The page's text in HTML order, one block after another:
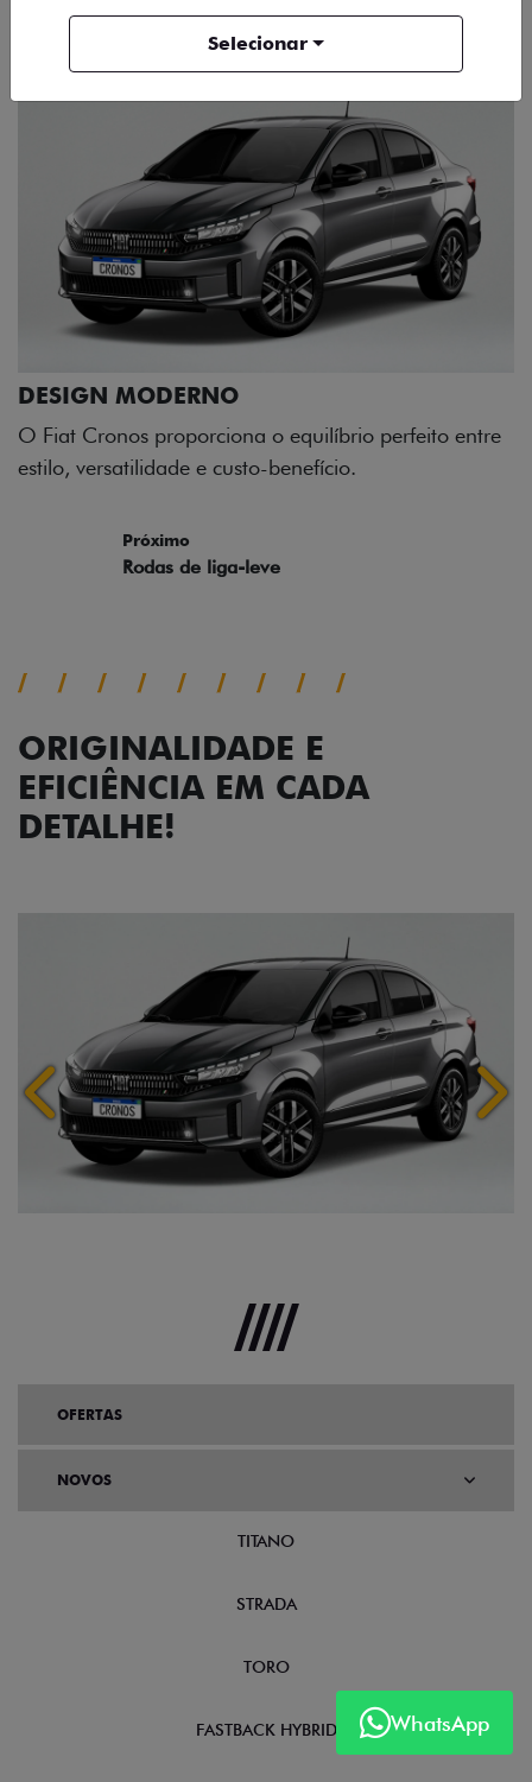
perfeito entre
ORIGINALIDADE E
EFICIÊNCIA EM CADA
DETALHE!
Anterior
WhatsApp
OFERTAS
NOVOS
TITANO
STRADA
TORO
FASTBACK HYBRID
Selecionar